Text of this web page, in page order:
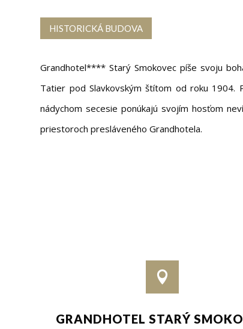
HISTORICKÁ BUDOVA
Grandhotel**** Starý Smokovec píše svoju
Tatier pod Slavkovským štítom od roku 1904.
nádychom secesie ponúkajú svojím hosťom
priestoroch presláveného Grandhotela.

GRANDHOTEL STARÝ